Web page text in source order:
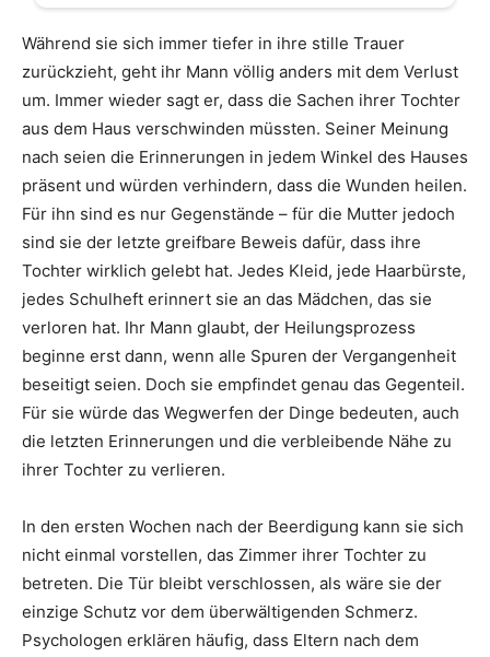
Während sie sich immer tiefer in ihre stille Trauer
zurückzieht, geht ihr Mann völlig anders mit dem Verlust
um. Immer wieder sagt er, dass die Sachen ihrer Tochter
aus dem Haus verschwinden müssten. Seiner Meinung
nach seien die Erinnerungen in jedem Winkel des Hauses
präsent und würden verhindern, dass die Wunden heilen.
Für ihn sind es nur Gegenstände – für die Mutter jedoch
sind sie der letzte greifbare Beweis dafür, dass ihre
Tochter wirklich gelebt hat. Jedes Kleid, jede Haarbürste,
jedes Schulheft erinnert sie an das Mädchen, das sie
verloren hat. Ihr Mann glaubt, der Heilungsprozess
beginne erst dann, wenn alle Spuren der Vergangenheit
beseitigt seien. Doch sie empfindet genau das Gegenteil.
Für sie würde das Wegwerfen der Dinge bedeuten, auch
die letzten Erinnerungen und die verbleibende Nähe zu
ihrer Tochter zu verlieren.
In den ersten Wochen nach der Beerdigung kann sie sich
nicht einmal vorstellen, das Zimmer ihrer Tochter zu
betreten. Die Tür bleibt verschlossen, als wäre sie der
einzige Schutz vor dem überwältigenden Schmerz.
Psychologen erklären häufig, dass Eltern nach dem